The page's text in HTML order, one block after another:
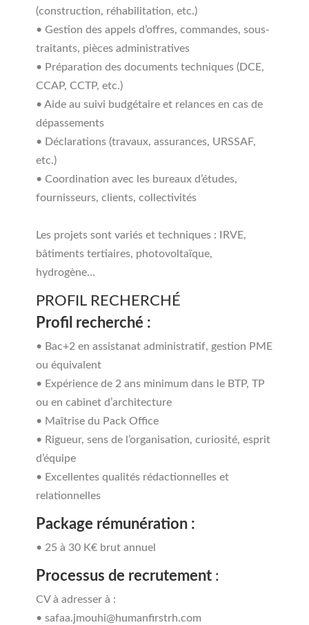
(construction, réhabilitation, etc.)
• Gestion des appels d’offres, commandes, sous-
traitants, pièces administratives
• Préparation des documents techniques (DCE,
CCAP, CCTP, etc.)
• Aide au suivi budgétaire et relances en cas de
dépassements
• Déclarations (travaux, assurances, URSSAF,
etc.)
• Coordination avec les bureaux d’études,
fournisseurs, clients, collectivités
Les projets sont variés et techniques : IRVE,
bâtiments tertiaires, photovoltaïque,
hydrogène…
PROFIL RECHERCHÉ
Profil recherché :
• Bac+2 en assistanat administratif, gestion PME
ou équivalent
• Expérience de 2 ans minimum dans le BTP, TP
ou en cabinet d’architecture
• Maîtrise du Pack Office
• Rigueur, sens de l’organisation, curiosité, esprit
d’équipe
• Excellentes qualités rédactionnelles et
relationnelles
Package rémunération :
• 25 à 30 K€ brut annuel
Processus de recrutement :
CV à adresser à :
• safaa.jmouhi@humanfirstrh.com